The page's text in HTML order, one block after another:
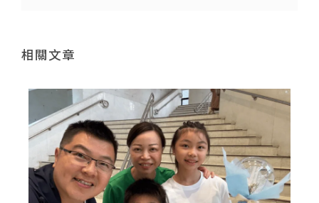
相關文章